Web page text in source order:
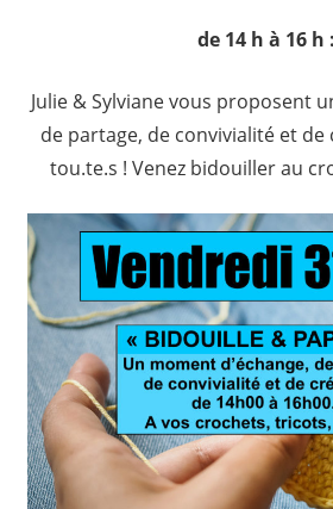
de 14 h à 16 h :
Julie & Sylviane vous proposent
de partage, de convivialité et
tou.te.s ! Venez bidouiller au